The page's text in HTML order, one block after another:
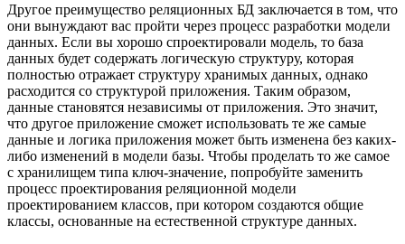
Другое преимущество реляционных БД заключается в том, что
они вынуждают вас пройти через процесс разработки модели
данных. Если вы хорошо спроектировали модель, то база
данных будет содержать логическую структуру, которая
полностью отражает структуру хранимых данных, однако
расходится со структурой приложения. Таким образом,
данные становятся независимы от приложения. Это значит,
что другое приложение сможет использовать те же самые
данные и логика приложения может быть изменена без каких-
либо изменений в модели базы. Чтобы проделать то же самое
с хранилищем типа ключ-значение, попробуйте заменить
процесс проектирования реляционной модели
проектированием классов, при котором создаются общие
классы, основанные на естественной структуре данных.